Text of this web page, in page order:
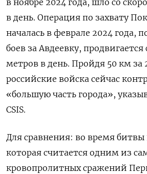
в ноябре 2024 года, шло со
в день. Операция по захвату
началась в феврале 2024 года,
боев за Авдеевку, продвигается
метров в день. Пройдя 50 км за
российские войска сейчас
«большую часть города»,
CSIS.
Для сравнения: во время
которая считается одним из
кровопролитных сражений